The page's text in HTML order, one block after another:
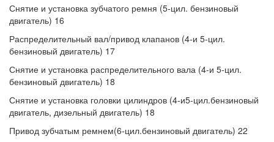
Снятие и установка зубчатого ремня (5-цил. бензиновый
двигатель) 16
Распределительный вал/привод клапанов (4-и 5-цил.
бензиновый двигатель) 17
Снятие и установка распределительного вала (4-и 5-цил.
бензиновый двигатель) 18
Снятие и установка головки цилиндров (4-и5-цил.бензиновый
двигатель, дизельный двигатель) 18
Привод зубчатым ремнем(6-цил.бензиновый двигатель) 22